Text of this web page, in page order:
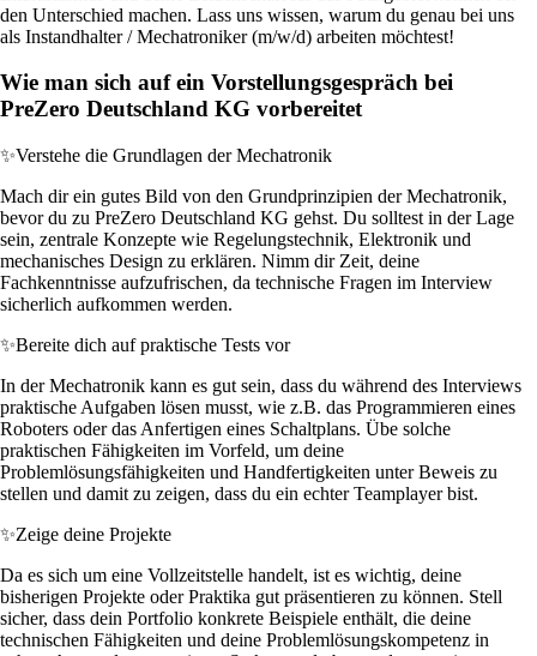
den Unterschied machen. Lass uns wissen, warum du genau bei uns
als Instandhalter / Mechatroniker (m/w/d) arbeiten möchtest!
Wie man sich auf ein Vorstellungsgespräch bei
PreZero Deutschland KG vorbereitet
✨Verstehe die Grundlagen der Mechatronik
Mach dir ein gutes Bild von den Grundprinzipien der Mechatronik,
bevor du zu PreZero Deutschland KG gehst. Du solltest in der Lage
sein, zentrale Konzepte wie Regelungstechnik, Elektronik und
mechanisches Design zu erklären. Nimm dir Zeit, deine
Fachkenntnisse aufzufrischen, da technische Fragen im Interview
sicherlich aufkommen werden.
✨Bereite dich auf praktische Tests vor
In der Mechatronik kann es gut sein, dass du während des Interviews
praktische Aufgaben lösen musst, wie z.B. das Programmieren eines
Roboters oder das Anfertigen eines Schaltplans. Übe solche
praktischen Fähigkeiten im Vorfeld, um deine
Problemlösungsfähigkeiten und Handfertigkeiten unter Beweis zu
stellen und damit zu zeigen, dass du ein echter Teamplayer bist.
✨Zeige deine Projekte
Da es sich um eine Vollzeitstelle handelt, ist es wichtig, deine
bisherigen Projekte oder Praktika gut präsentieren zu können. Stell
sicher, dass dein Portfolio konkrete Beispiele enthält, die deine
technischen Fähigkeiten und deine Problemlösungskompetenz in